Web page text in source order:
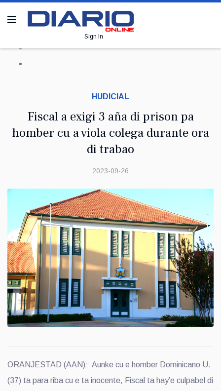
Sign In
HUDICIAL
Fiscal a exigi 3 aña di prison pa
homber cu a viola colega durante ora
di trabao
2023-09-26
ORANJESTAD (AAN): Aunke cu e homber Dominicano U.
(37) ta para riba cu e ta inocente, Fiscal ta hay’e culpabel di